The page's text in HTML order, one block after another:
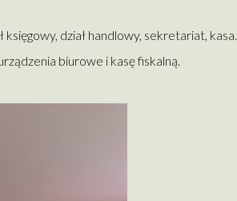
dział handlowy, sekretariat, kasa.
biurowe i kasę fiskalną.